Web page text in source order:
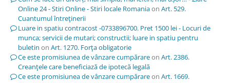
Online 24 - Stiri Online - Stiri locale Romaniaon Art. 529.
Cuantumul întreţinerii
Luare in spatiu contracost -0733896700. Pret 1500 lei - Locuri de
munca; servicii de mutari; constructii; luare in spatiu pentru
buletin on Art. 1270. Forţa obligatorie
Ce este promisiunea de vânzare cumpărareon Art. 2386.
Creanţele care beneficiază de ipotecă legală
Ce este promisiunea de vânzare cumpărareon Art. 1669.